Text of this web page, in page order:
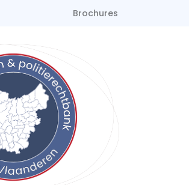
Brochures